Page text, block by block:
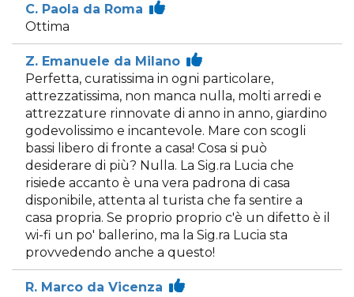
C. Paola da Roma
Ottima
Z. Emanuele da Milano
Perfetta, curatissima in ogni particolare,
attrezzatissima, non manca nulla, molti arredi e
attrezzature rinnovate di anno in anno, giardino
godevolissimo e incantevole. Mare con scogli
bassi libero di fronte a casa! Cosa si può
desiderare di più? Nulla. La Sig.ra Lucia che
risiede accanto è una vera padrona di casa
disponibile, attenta al turista che fa sentire a
casa propria. Se proprio proprio c'è un difetto è il
wi-fi un po' ballerino, ma la Sig.ra Lucia sta
provvedendo anche a questo!
R. Marco da Vicenza